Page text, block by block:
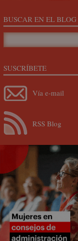
BUSCAR EN EL BLOG
SUSCRÍBETE
Vía e-mail
RSS Blog